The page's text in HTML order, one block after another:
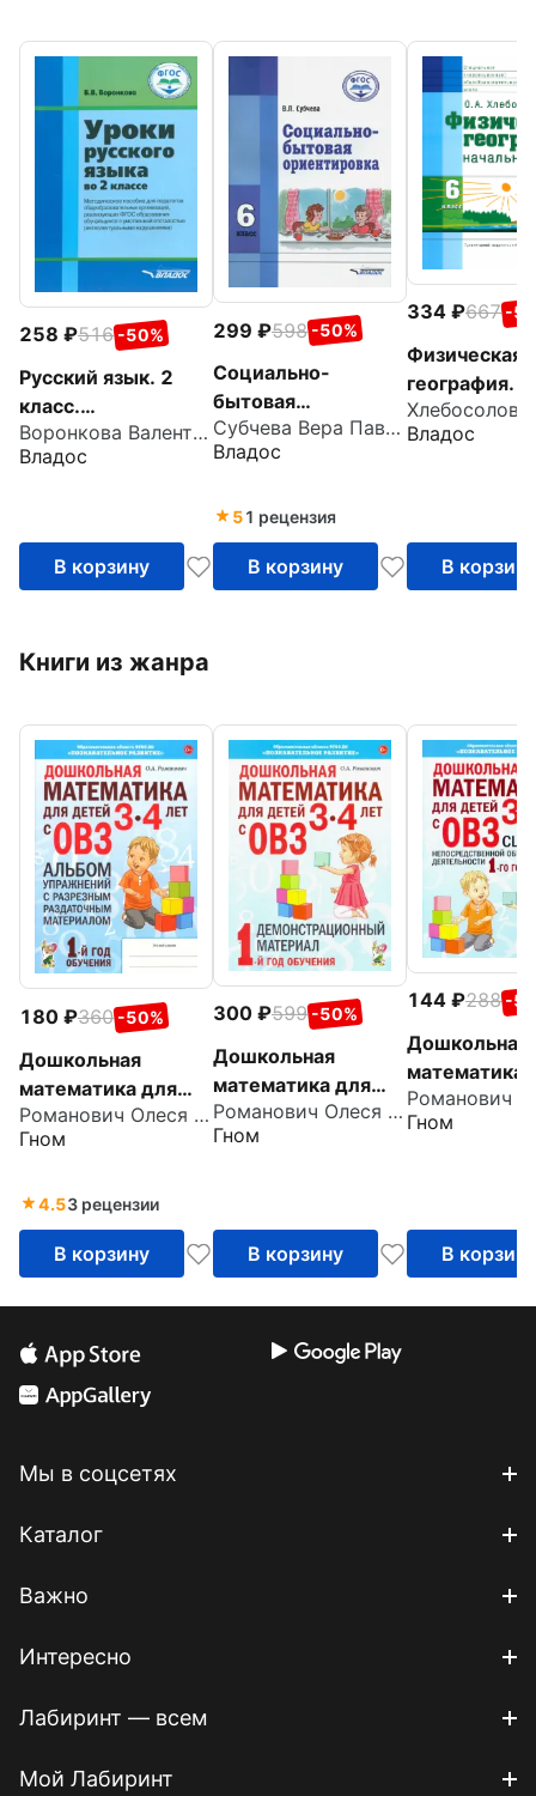
258 516 -50%
Русский язык. 2
класс.
Методическое
пособие.
ОВЗ
Воронкова Валентина Васильевна
Владос
В корзину
299 598 -50%
Социально-
бытовая
ориентировка. 6
класс. Учебное
Субчева Вера Павловна
Владос
51 рецензия
В корзину
334 667 -
Физическая
география.
Начальный
Учебник для
Владос
В корзину
Книги из жанра
180 360 -50%
Дошкольная
математика для
детей 3–4 лет.
Адаптированные
Альбом
упражнений. ФГОС
Романович Олеся Анатольевна
Гном
4.53 рецензии
В корзину
300 599 -50%
Дошкольная
математика для
детей 3–4 лет с
ОВЗ.
год обучения
Романович Олеся Анатольевна
Гном
В корзину
144 288 -
Дошкольная
математика
детей 3–4
ОВЗ.
Гном
В корзину
Мы в соцсетях
Каталог
Важно
Интересно
Лабиринт — всем
Мой Лабиринт